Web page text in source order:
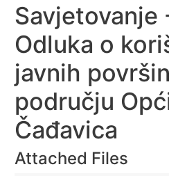
Savjetovanje
Odluka o
javnih
području
Čađavica
Attached Files